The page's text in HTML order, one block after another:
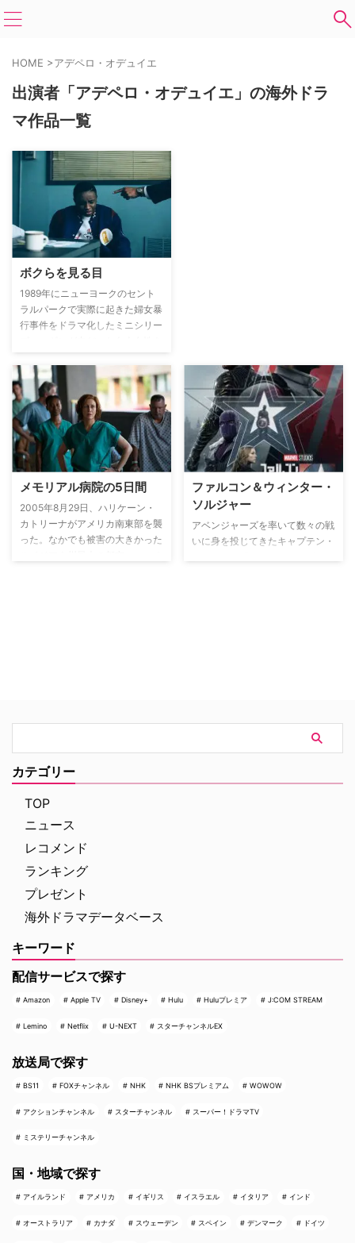
HOME >アデペロ・オデュイエ
出演者「アデペロ・オデュイエ」の海外ドラ
マ作品一覧
ボクらを見る目
1989年にニューヨークのセント
ラルパークで実際に起きた婦女暴
行事件をドラマ化したミニシリー
レイプした疑いで黒人とラテン系
の少年5人が逮捕され、現場で見
つかったDNAが一致しなかった
のにも関わらず、警察の圧迫尋問
により罪を認め有罪判決が下され
た。しかし事件から13年後、真
犯人が事件について自白。5人は
無罪を証明され自由の身となり、
タブロイド紙を大きく飾るほど騒
メモリアル病院の5日間
2005年8月29日、ハリケーン・
カトリーナがアメリカ南東部を襲
った。なかでも被害の大きかった
ファルコン＆ウィンター・
ソルジャー
アベンジャーズを率いて数々の戦
いに身を投じてきたキャプテン・
カテゴリー
TOP
ニュース
レコメンド
ランキング
プレゼント
海外ドラマデータベース
キーワード
配信サービスで探す
Amazon Apple TV Disney+ Hulu Huluプレミア J:COM STREAM
Lemino Netflix U-NEXT スターチャンネルEX
放送局で探す
BS11 FOXチャンネル NHK NHK BSプレミアム WOWOW
アクションチャンネル スターチャンネル スーパー！ドラマTV
ミステリーチャンネル
国・地域で探す
アイルランド アメリカ イギリス イスラエル イタリア インド
オーストラリア カナダ スウェーデン スペイン デンマーク ドイツ